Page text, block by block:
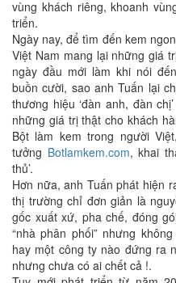
vùng khách riêng, khoanh
triển.
Ngày nay, để tìm đến kem
Việt Nam mang lại những giá
ngày đầu mới làm khi nói đến
buồn cười, sao anh Tuấn lại
thương hiệu ‘đàn anh, đàn
những giá trị thật cho khách
Bột làm kem trong người
tưởng Botlamkem.com, khai
thủ’.
Hơn nữa, anh Tuấn phát hiện
thị trường chỉ đơn giản là
gốc xuất xứ, pha chế, đóng
“nhà phân phối” nhưng
hay một công ty nào đứng ra
nhưng chưa có ai chết cả !.